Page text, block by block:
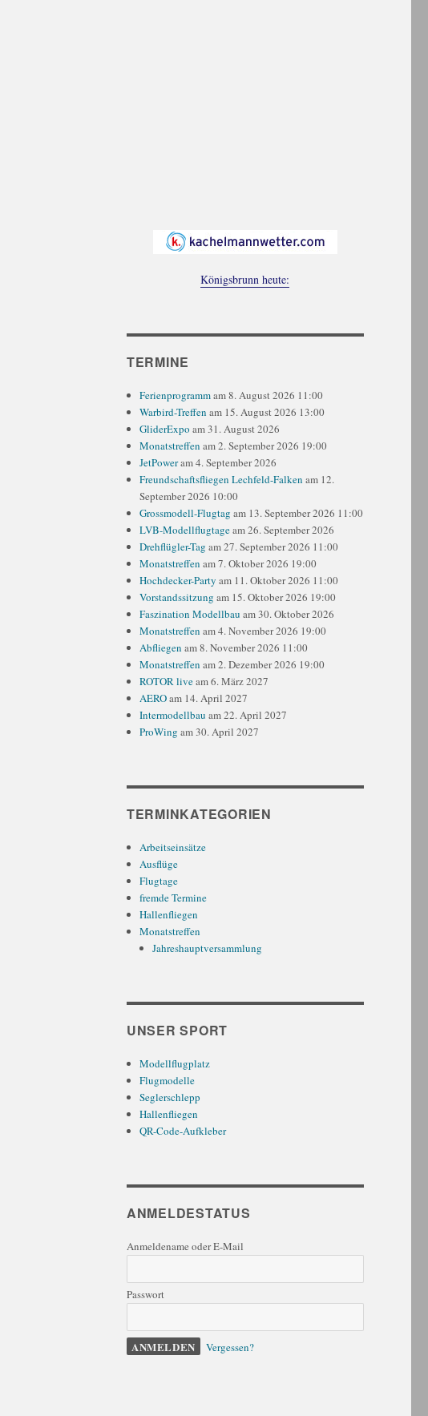
Königsbrunn heute:
TERMINE
Ferienprogrammam 8. August 2026 11:00
Warbird-Treffen am 15. August 2026 13:00
GliderExpo am 31. August 2026
Monatstreffen am 2. September 2026 19:00
JetPoweram 4. September 2026
Freundschaftsfliegen Lechfeld-Falken am 12.
September 2026 10:00
Grossmodell-Flugtag am 13. September 2026 11:00
LVB-Modellflugtageam 26. September 2026
Drehflügler-Tag am 27. September 2026 11:00
Monatstreffen am 7. Oktober 2026 19:00
Hochdecker-Party am 11. Oktober 2026 11:00
Vorstandssitzung am 15. Oktober 2026 19:00
Faszination Modellbau am 30. Oktober 2026
Monatstreffen am 4. November 2026 19:00
Abfliegen am 8. November 2026 11:00
Monatstreffen am 2. Dezember 2026 19:00
ROTOR liveam 6. März 2027
AEROam 14. April 2027
Intermodellbau am 22. April 2027
ProWing am 30. April 2027
TERMINKATEGORIEN
Arbeitseinsätze
Ausflüge
Flugtage
fremde Termine
Hallenfliegen
Monatstreffen
Jahreshauptversammlung
UNSER SPORT
Modellflugplatz
Flugmodelle
Seglerschlepp
Hallenfliegen
QR-Code-Aufkleber
ANMELDESTATUS
Anmeldename oder E-Mail
Passwort
Vergessen?